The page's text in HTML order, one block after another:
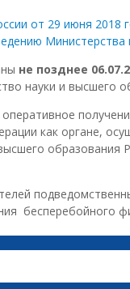
от 29 июня 2018
не позднее
науки и высшего
как органе,
образования
бесперебойного